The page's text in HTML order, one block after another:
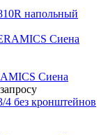
напольный
Сиена